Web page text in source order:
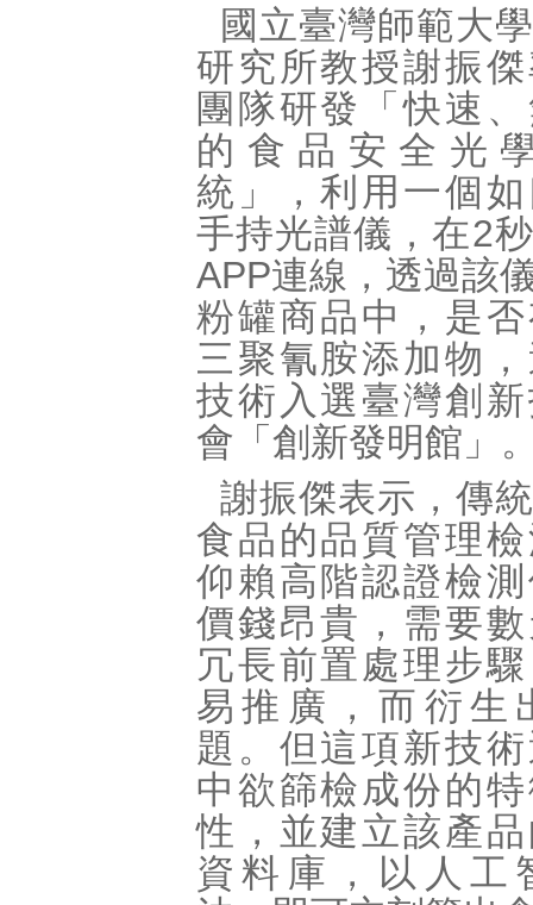
國立臺灣師範大
研究所教授謝振
團隊研發「快速
的食品安全光
統」，利用一個
手持光譜儀，在2
APP連線，透過該
粉罐商品中，是
三聚氰胺添加物
技術入選臺灣創
會「創新發明館」
謝振傑表示，傳
食品的品質管理
仰賴高階認證檢
價錢昂貴，需要
冗長前置處理步
易推廣，而衍生
題。但這項新技
中欲篩檢成份的
性，並建立該產
資料庫，以人工